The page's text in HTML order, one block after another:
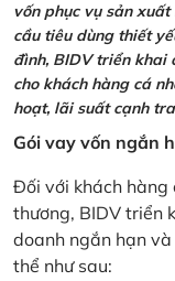
vốn phục vụ sản
cầu tiêu dùng thiết
đình, BIDV triển khai
cho khách hàng cá
hoạt, lãi suất cạnh
Gói vay vốn ngắn
Đối với khách hàng
thương, BIDV triển
doanh ngắn hạn
thể như sau: